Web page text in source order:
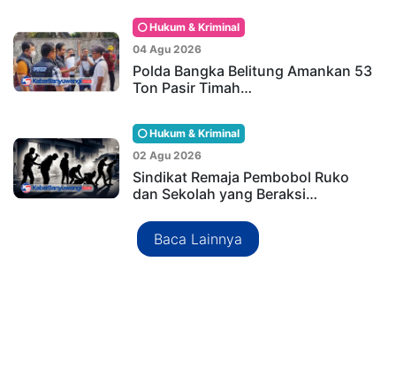
Hukum & Kriminal
04 Agu 2026
Polda Bangka Belitung Amankan 53
Ton Pasir Timah…
Hukum & Kriminal
02 Agu 2026
Sindikat Remaja Pembobol Ruko
dan Sekolah yang Beraksi…
Baca Lainnya